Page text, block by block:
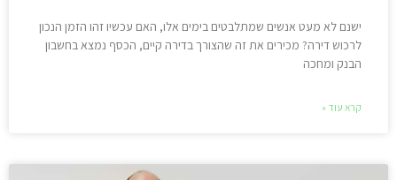
ישנם לא מעט אנשים שמתלבטים בימים אלו, האם עכשיו זהו הזמן הנכון
לרכוש דירה? מכירים את זה שהצורך בדירה קיים, הכסף נמצא בחשבון
הבנק ומחכה
קרא עוד »